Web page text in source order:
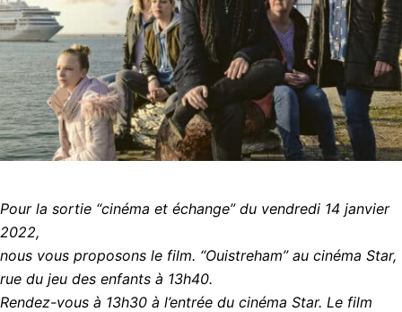
Pour la sortie “cinéma et échange” du vendredi 14 janvier
2022,
nous vous proposons le film. “Ouistreham” au cinéma Star,
rue du jeu des enfants à 13h40.
Rendez-vous à 13h30 à l’entrée du cinéma Star. Le film